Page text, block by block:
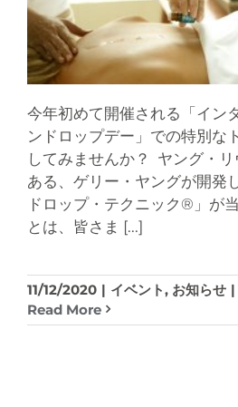
今年初めて開催される「イン
ンドロップデー」での特別な
してみませんか？ ヤング・
ある、ゲリー・ヤングが開発
ドロップ・テクニック®」が
とは、皆さま [...]
11/12/2020 | イベント, お知らせ |
Read More